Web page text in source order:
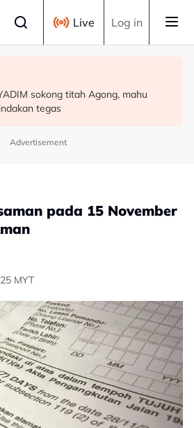
Live Log in
Ahmad Shabery bimbang PM
tepat
ini, Bersatu masih anggota PN -
sokong titah Agong, mahu
tegas
Advertisement
pada 15 November
MYT